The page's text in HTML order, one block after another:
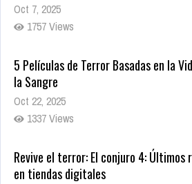
Oct 7, 2025
1757 Views
5 Películas de Terror Basadas en la
la Sangre
Oct 22, 2025
1337 Views
Revive el terror: El conjuro 4: Últimos
en tiendas digitales